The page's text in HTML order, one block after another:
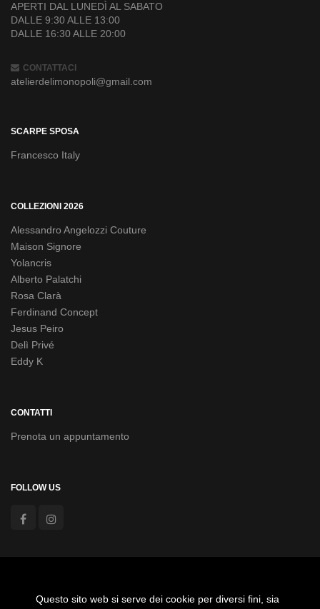
Questo sito web si serve dei cookie per diversi fini, sia
APERTI DAL LUNEDÌ AL SABATO
DALLE 9:30 ALLE 13:00
DALLE 16:30 ALLE 20:00
CONTATTACI
atelierdelimonopoli@gmail.com
SCARPE SPOSA
Francesco Italy
COLLEZIONI 2026
Alessandro Angelozzi Couture
Maison Signore
Yolancris
Alberto Palatchi
Rosa Clarà
Ferdinand Concept
Jesus Peiro
Delì Privé
Eddy K
CONTATTI
Prenota un appuntamento
FOLLOW US